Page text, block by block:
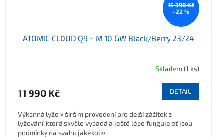
15 390 Kč
–22 %
ATOMIC CLOUD Q9 + M 10 GW Black/Berry 23/24
Skladem(1 ks)
11 990 Kč DETAIL
Výkonná lyže v širším provedení pro delší zážitek z
lyžování, která skvěle vypadá a ještě lépe funguje ať jsou
podmínky na svahu jakékoliv.